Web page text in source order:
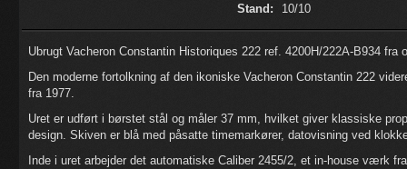
Stand:
10/10
Ubrugt Vacheron Constantin Historiques 222 ref. 4200H/222A-B934 fra
Den moderne fortolkning af den ikoniske Vacheron Constantin 222
fra 1977.
Uret er udført i børstet stål og måler 37 mm, hvilket giver klassiske
design. Skiven er blå med påsatte timemarkører, datovisning ved
Inde i uret arbejder det automatiske Caliber 2455/2, et in-house værk